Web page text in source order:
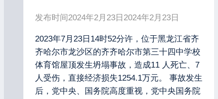
发布时间2024年2月23日 2024年2月23日
2023年7月23日14时52分许，位于黑龙江省齐
齐哈尔市龙沙区的齐齐哈尔市第三十四中学校
体育馆屋顶发生坍塌事故，造成11 人死亡、7
人受伤，直接经济损失1254.1万元。 事故发生
后，党中央、国务院高度重视，党中央国务院